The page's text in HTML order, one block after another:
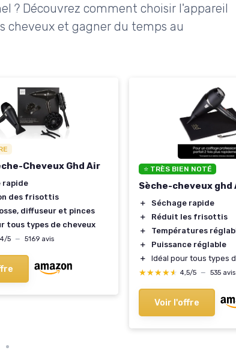
? Découvrez comment choisir l'appareil
cheveux et gagner du temps au
Cheveux Ghd Air
rapide
des frisottis
diffuseur et pinces
tous types de cheveux
5 — 5169 avis
⭐ TRÈS BIEN NOTÉ
Sèche-cheveux ghd
＋
Séchage rapide
＋
Réduit les frisottis
＋
Températures
＋
Puissance réglable
＋
Idéal pour tous types
★★★★★
★★★★★ 4,5/5 — 535 avis
Voir l'offre